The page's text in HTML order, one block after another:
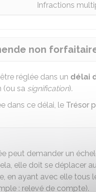
Infractions
non
réglée dans un délai
(ou sa signification).
dans ce délai, le Trésor
peut demander un
elle doit se déplacer
en ayant avec elle tous
: relevé de compte).